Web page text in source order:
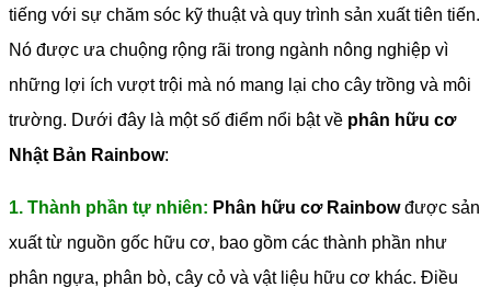
tiếng với sự chăm sóc kỹ thuật và quy trình sản xuất tiên tiến.
Nó được ưa chuộng rộng rãi trong ngành nông nghiệp vì
những lợi ích vượt trội mà nó mang lại cho cây trồng và môi
trường. Dưới đây là một số điểm nổi bật về phân hữu cơ
Nhật Bản Rainbow:
1. Thành phần tự nhiên: Phân hữu cơ Rainbowđược sản
xuất từ nguồn gốc hữu cơ, bao gồm các thành phần như
phân ngựa, phân bò, cây cỏ và vật liệu hữu cơ khác. Điều